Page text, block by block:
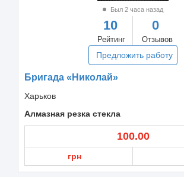
Был 2 часа назад
10
Рейтинг
0
Отзывов
Предложить работу
Бригада «Николай»
Харьков
Алмазная резка стекла
100.00
грн